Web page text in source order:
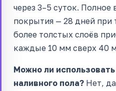
через 3–5 суток.
покрытия — 28 дней
более толстых слоёв
каждые 10 мм сверх 40
Можно ли
наливного пола? Нет,